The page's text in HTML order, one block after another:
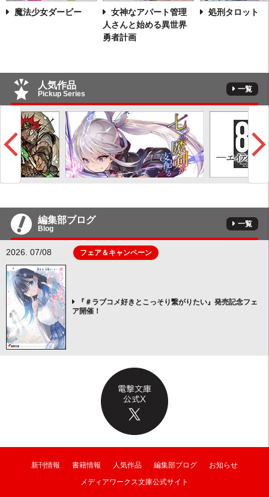
魔法少女ダービー
女神なアパート管理
人さんと始める異世界
勇者計画
処刑タロット
人気作品
Pickup Series
一覧
編集部ブログ
Blog
一覧
2026. 07/08 フェア＆キャンペーン
『＃ラブコメ好きとこっそり繋がりたい』発売記念フェ
ア開催！
新刊情報 書籍情報 人気作品 編集部ブログ
お知らせ
メディアワークス文庫公式サイト